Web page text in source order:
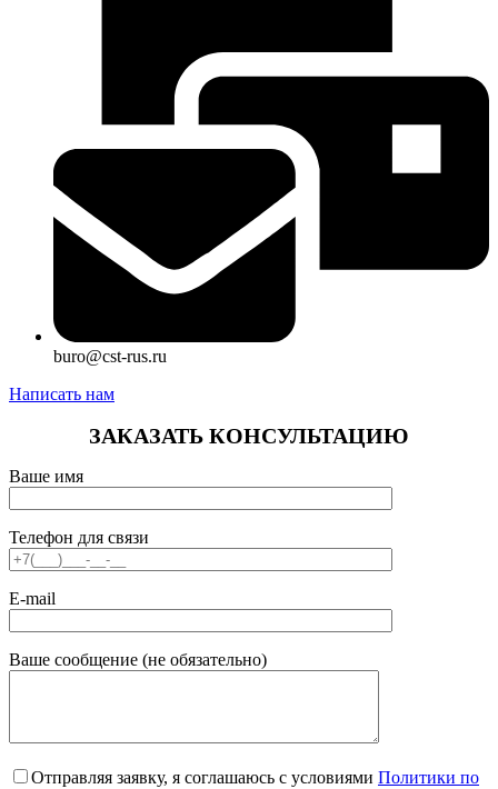
buro@cst-rus.ru
Написать нам
ЗАКАЗАТЬ КОНСУЛЬТАЦИЮ
Ваше имя
Телефон для связи
E-mail
Ваше сообщение (не обязательно)
Отправляя заявку, я соглашаюсь с условиями Политики по